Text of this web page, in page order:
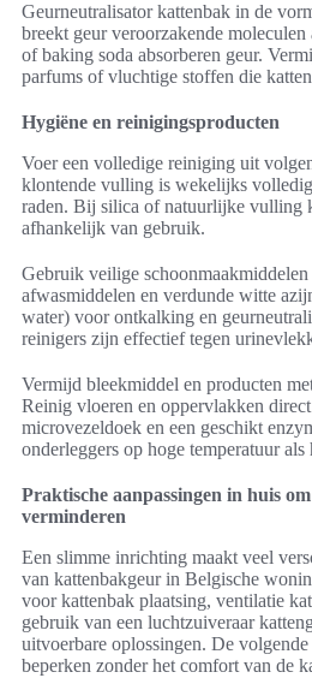
Geurneutralisator kattenbak in de
breekt geur veroorzakende
of baking soda absorberen geur.
parfums of vluchtige stoffen die
Hygiëne en reinigingsproducten
Voer een volledige reiniging uit
klontende vulling is wekelijks
raden. Bij silica of natuurlijke vulling
afhankelijk van gebruik.
Gebruik veilige
afwasmiddelen en verdunde witte
water) voor ontkalking en
reinigers zijn effectief tegen
Vermijd bleekmiddel en producten
Reinig vloeren en oppervlakken direct
microvezeldoek en een geschikt
onderleggers op hoge temperatuur als
Praktische aanpassingen in huis
verminderen
Een slimme inrichting maakt veel
van kattenbakgeur in Belgische
voor kattenbak plaatsing, ventilatie
gebruik van een luchtzuiveraar
uitvoerbare oplossingen. De
beperken zonder het comfort van de